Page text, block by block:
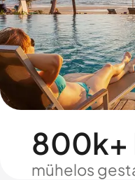
800k+
mühelos